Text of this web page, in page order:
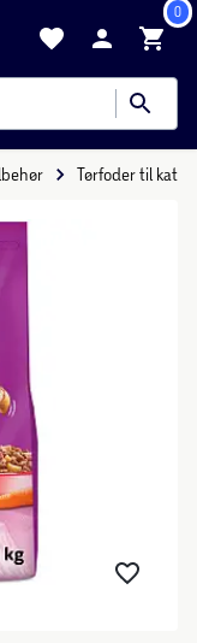
0
Tørfoder til kat